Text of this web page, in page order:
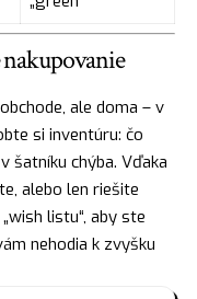
ale doma – v
si inventúru: čo
šatníku chýba. Vďaka
alebo len riešite
listu“, aby ste
nehodia k zvyšku